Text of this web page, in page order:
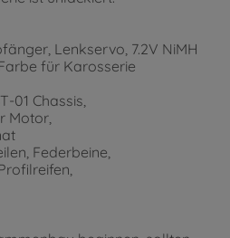
Lenkservo, 7.2V NiMH
für Karosserie
01 Chassis,
Motor,
Federbeine,